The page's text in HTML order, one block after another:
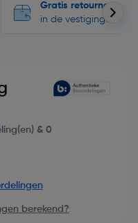
Gratis retourneren
in de vestigingen
& 0
berekend?